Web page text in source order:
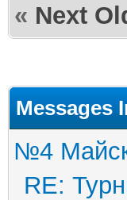
« Next
Messages
№4
RE: